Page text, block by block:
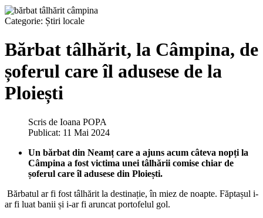
Categorie: Știri locale
Bărbat tâlhărit, la Câmpina, de
șoferul care îl adusese de la
Ploiești
Scris de Ioana POPA
Publicat: 11 Mai 2024
Un bărbat din Neamț care a ajuns acum câteva nopți la
Câmpina a fost victima unei tâlhării comise chiar de
șoferul care îl adusese din Ploiești.
Bărbatul ar fi fost tâlhărit la destinație, în miez de noapte. Făptașul i-
ar fi luat banii și i-ar fi aruncat portofelul gol.